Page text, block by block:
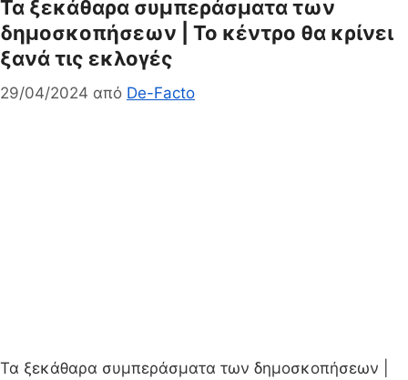
Τα ξεκάθαρα συμπεράσματα των
δημοσκοπήσεων | Το κέντρο θα κρίνει
ξανά τις εκλογές
29/04/2024 από De-Facto
Τα ξεκάθαρα συμπεράσματα των δημοσκοπήσεων |